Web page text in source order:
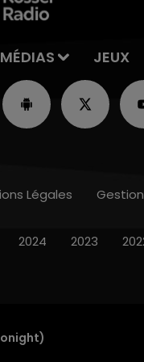
MÉDIAS JEUX
Légales
2024 2023